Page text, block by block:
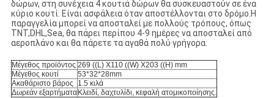
δώρων, στη συνέχεια 4 κουτιά δώρων θα συσκευαστούν σε ένα
κύριο κουτί. Είναι ασφάλεια όταν αποστέλλονται στο δρόμο.Η
παραγγελία μπορεί να αποσταλεί με πολλούς τρόπους, όπως
TNT,DHL,Sea, θα πάρει περίπου 4-9 ημέρες να αποσταλεί από
αεροπλάνο και θα πάρετε τα αγαθά πολύ γρήγορα.
Μέγεθος προϊόντος 269 ((L) X110 ((W) X203 ((H) mm
Μέγεθος κουτί
53*32*28mm
Ακαθάριστο βάρος
1.5 κιλά
Δωρεάν εξαρτήματα Κλειδί, δαχτυλίδι, κεφαλή ατομικοποίησης.